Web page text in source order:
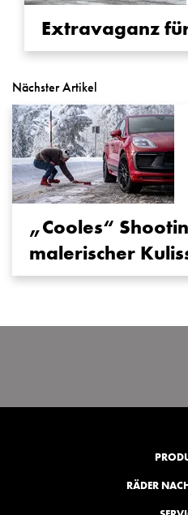
Extravaganz
Nächster Artikel
„Cooles“
malerischer
RÄDER